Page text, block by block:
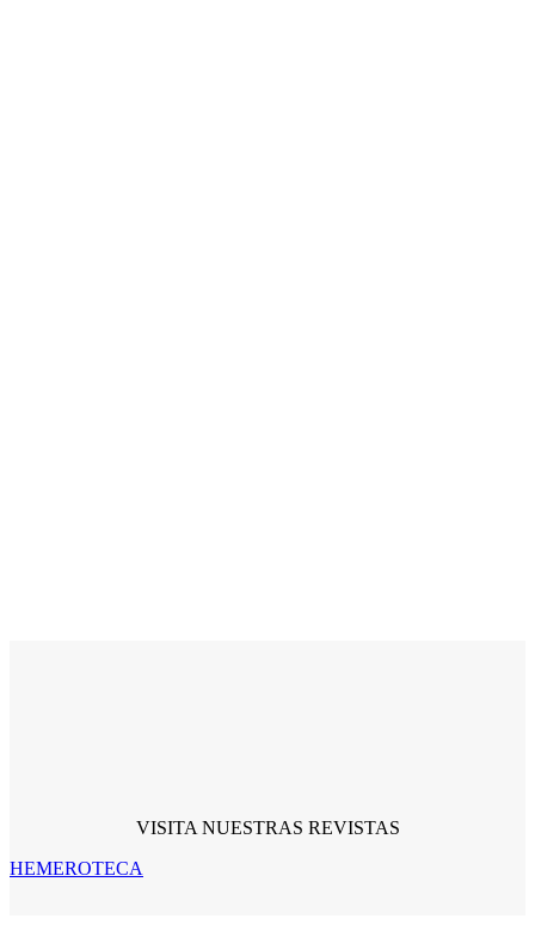
VISITA NUESTRAS REVISTAS
HEMEROTECA